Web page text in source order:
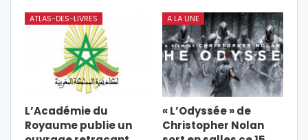
ATLAS-DES-LIVRES
L’Académie du
Royaume publie un
A LA UNE
« L’Odyssée » de
Christopher Nolan